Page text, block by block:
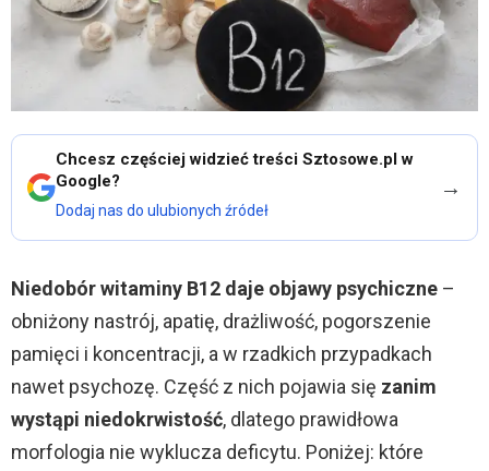
Chcesz częściej widzieć treści Sztosowe.pl w
Google?
Dodaj nas do ulubionych źródeł
→
Niedobór witaminy B12 daje objawy psychiczne –
obniżony nastrój, apatię, drażliwość, pogorszenie
pamięci i koncentracji, a w rzadkich przypadkach
nawet psychozę. Część z nich pojawia się zanim
wystąpi niedokrwistość, dlatego prawidłowa
morfologia nie wyklucza deficytu. Poniżej: które